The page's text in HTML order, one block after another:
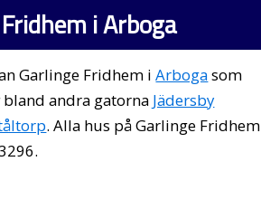
i Arboga
Garlinge Fridhem iArbogasom
andra gatorna Jädersby
. Alla hus på Garlinge Fridhem